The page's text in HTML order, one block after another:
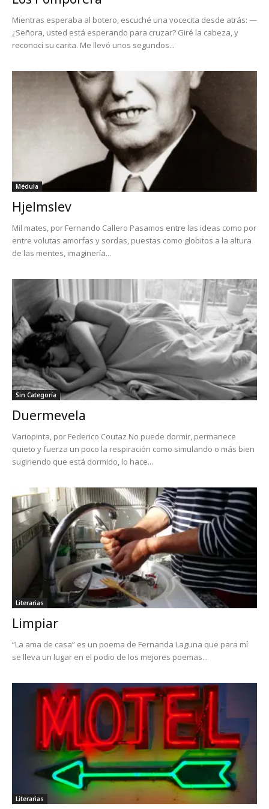
Mientras esperaba al botero, escuché una vocecita desde atrás: —
¿Señora, usted está esperando para cruzar? Giré la cabeza, y
reconocí su carita. Me llevó unos segundos...
Médula
Hjelmslev
Mil mates, por Fernando Callero Pasamos entre las ideas como por
entre volutas amorfas y sordas, puestas como globitos a la altura
de las mentes, imaginería...
Sin Categoría
Duermevela
Variopinta, por Federico Coutaz No puede dormir, permanece
quieto y fuerza un poco la respiración como simulando o más bien
sugiriendo que está dormido, lo hace...
Literarias
Limpiar
“La ama de casa” es un poema de Fernanda Laguna que para mí
se lleva un lugar en el podio de los mejores poemas...
Literarias